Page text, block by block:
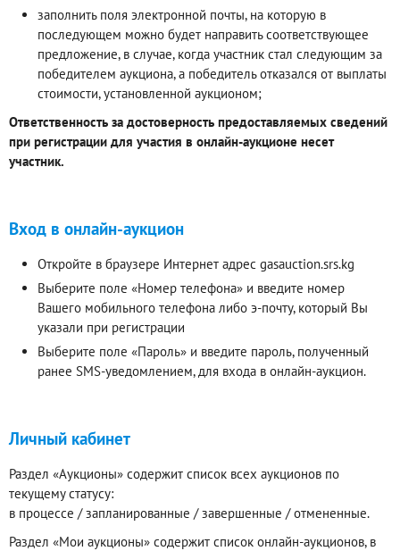
заполнить поля электронной почты, на которую в
последующем можно будет направить соответствующее
предложение, в случае, когда участник стал следующим за
победителем аукциона, а победитель отказался от выплаты
стоимости, установленной аукционом;
Ответственность за достоверность предоставляемых сведений
при регистрации для участия в онлайн-аукционе несет
участник.
Вход в онлайн-аукцион
Откройте в браузере Интернет адрес gasauction.srs.kg
Выберите поле «Номер телефона» и введите номер
Вашего мобильного телефона либо э-почту, который Вы
указали при регистрации
Выберите поле «Пароль» и введите пароль, полученный
ранее SMS-уведомлением, для входа в онлайн-аукцион.
Личный кабинет
Раздел «Аукционы» содержит список всех аукционов по
текущему статусу:
в процессе / запланированные / завершенные / отмененные.
Раздел «Мои аукционы» содержит список онлайн-аукционов, в